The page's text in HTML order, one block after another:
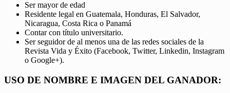
Ser mayor de edad
Residente legal en Guatemala, Honduras, El Salvador,
Nicaragua, Costa Rica o Panamá
Contar con título universitario.
Ser seguidor de al menos una de las redes sociales de la
Revista Vida y Éxito (Facebook, Twitter, Linkedin, Instagram
o Google+).
USO DE NOMBRE E IMAGEN DEL GANADOR: